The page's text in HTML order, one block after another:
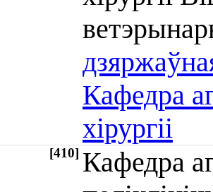
Кафедра
хірургіі
[410] Кафедра